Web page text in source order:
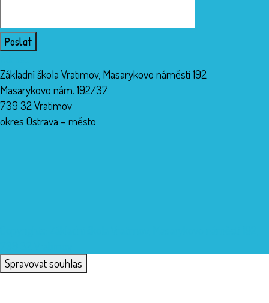
Základní škola Vratimov, Masarykovo náměstí 192
Masarykovo nám. 192/37
739 32 Vratimov
okres Ostrava – město
Spravovat souhlas